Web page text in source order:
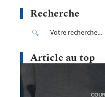
Recherche
Article au top